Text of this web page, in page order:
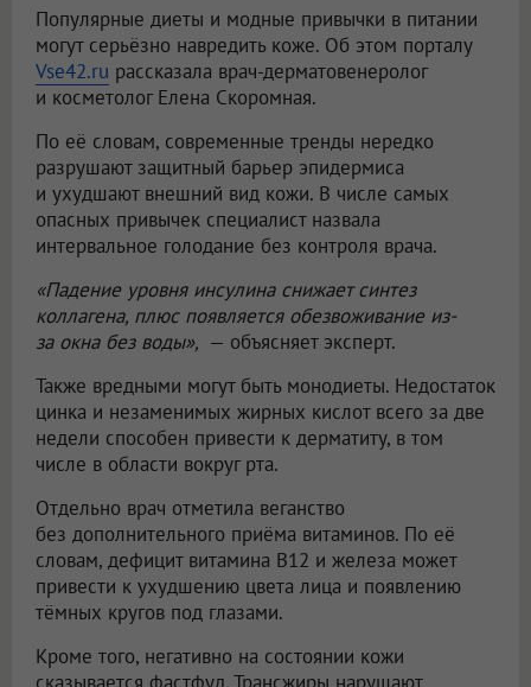
Популярные диеты и модные привычки в питании
могут серьёзно навредить коже. Об этом порталу
Vse42.ru рассказала врач-дерматовенеролог
и косметолог Елена Скоромная.
По её словам, современные тренды нередко
разрушают защитный барьер эпидермиса
и ухудшают внешний вид кожи. В числе самых
опасных привычек специалист назвала
интервальное голодание без контроля врача.
«Падение уровня инсулина снижает синтез
коллагена, плюс появляется обезвоживание из-
за окна без воды», — объясняет эксперт.
Также вредными могут быть монодиеты. Недостаток
цинка и незаменимых жирных кислот всего за две
недели способен привести к дерматиту, в том
числе в области вокруг рта.
Отдельно врач отметила веганство
без дополнительного приёма витаминов. По её
словам, дефицит витамина B12 и железа может
привести к ухудшению цвета лица и появлению
тёмных кругов под глазами.
Кроме того, негативно на состоянии кожи